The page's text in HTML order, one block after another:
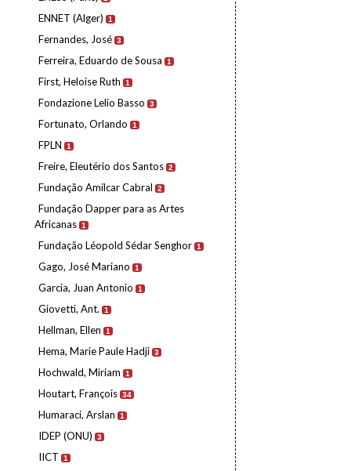
ENNET (Alger) 1
Fernandes, José 3
Ferreira, Eduardo de Sousa 1
First, Heloise Ruth 1
Fondazione Lelio Basso 3
Fortunato, Orlando 1
FPLN 1
Freire, Eleutério dos Santos 2
Fundação Amílcar Cabral 2
Fundação Dapper para as Artes
Africanas 1
Fundação Léopold Sédar Senghor 1
Gago, José Mariano 1
Garcia, Juan Antonio 1
Giovetti, Ant. 1
Hellman, Ellen 1
Hema, Marie Paule Hadji 3
Hochwald, Miriam 1
Houtart, François 34
Humaraci, Arslan 1
IDEP (ONU) 3
IICT 1